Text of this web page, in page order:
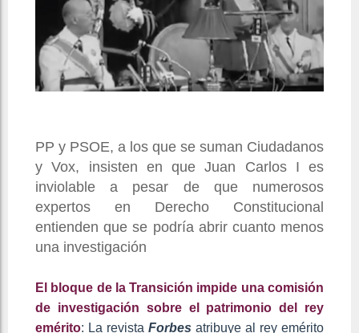
PP y PSOE, a los que se suman Ciudadanos
y Vox, insisten en que Juan Carlos I es
inviolable a pesar de que numerosos
expertos en Derecho Constitucional
entienden que se podría abrir cuanto menos
una investigación
El bloque de la Transición impide una comisión
de investigación sobre el patrimonio del rey
emérito: La revista Forbes atribuye al rey emérito